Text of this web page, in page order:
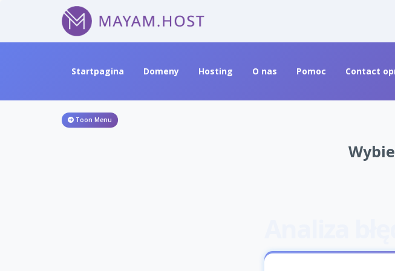
Startpagina Domeny Hosting O nas Pomoc Contact
Toon Menu